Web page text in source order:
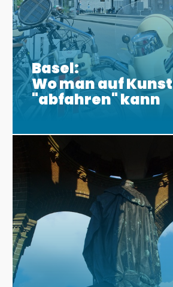
Basel:
Wo man auf Kunst
"abfahren" kann